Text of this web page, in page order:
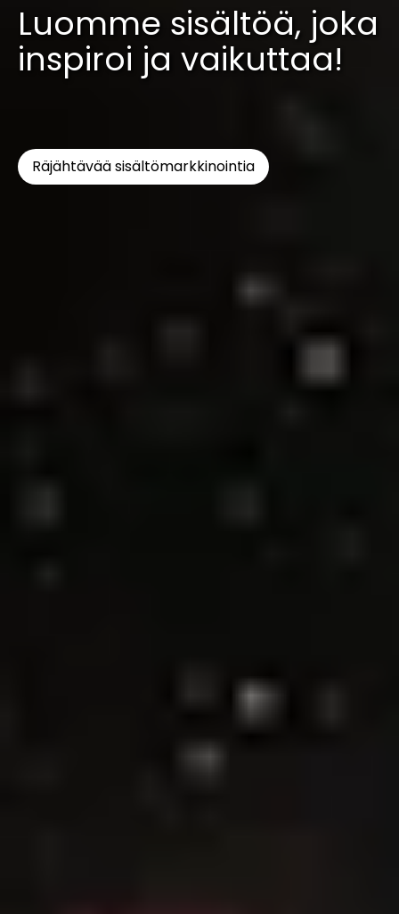
Luomme sisältöä, joka
inspiroi ja vaikuttaa!
Räjähtävää sisältömarkkinointia